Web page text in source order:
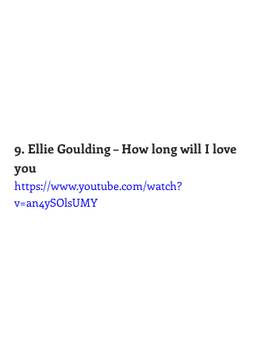
9. Ellie Goulding – How long will I love
you
https://www.youtube.com/watch?
v=an4ySOlsUMY